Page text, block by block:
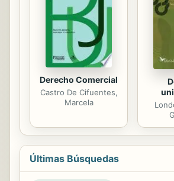
Derecho Comercial
Castro De Cifuentes,
Marcela
Últimas Búsquedas